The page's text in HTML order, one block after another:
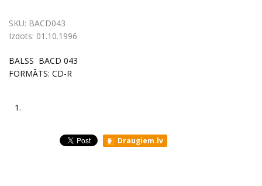
SKU: BACD043
Izdots: 01.10.1996
BALSS BACD 043
FORMĀTS: CD-R
1.
Draugiem.lv